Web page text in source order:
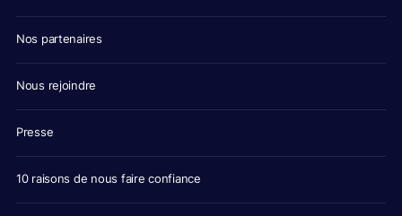
Nos partenaires
Nous rejoindre
Presse
10 raisons de nous faire confiance